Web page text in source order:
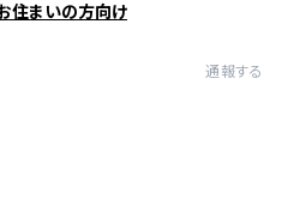
住まいの方向け
通報する